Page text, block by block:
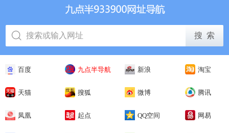
百度 九点半导航 新浪 淘宝
天猫 搜狐 微博 腾讯
凤凰 起点 QQ空间 网易